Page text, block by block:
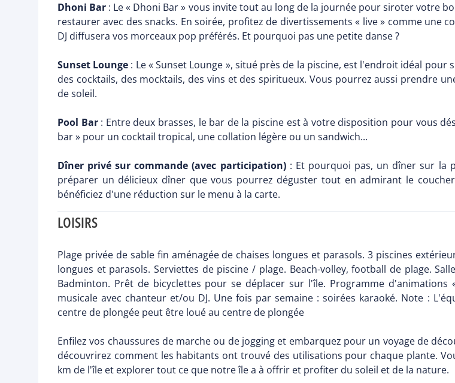
Dhoni Bar : Le « Dhoni Bar » vous invite tout au long de la journée pour siroter votre
restaurer avec des snacks. En soirée, profitez de divertissements « live » comme une
DJ diffusera vos morceaux pop préférés. Et pourquoi pas une petite danse ?
Sunset Lounge : Le « Sunset Lounge », situé près de la piscine, est l'endroit idéal
des cocktails, des mocktails, des vins et des spiritueux. Vous pourrez aussi prendre
de soleil.
Pool Bar: Entre deux brasses, le bar de la piscine est à votre disposition pour vous
bar » pour un cocktail tropical, une collation légère ou un sandwich...
Dîner privé sur commande (avec participation): Et pourquoi pas, un dîner sur la
préparer un délicieux dîner que vous pourrez déguster tout en admirant le
bénéficiez d'une réduction sur le menu à la carte.
LOISIRS
Plage privée de sable fin aménagée de chaises longues et parasols. 3 piscines
longues et parasols. Serviettes de piscine / plage. Beach-volley, football de plage.
Badminton. Prêt de bicyclettes pour se déplacer sur l'île. Programme
musicale avec chanteur et/ou DJ. Une fois par semaine : soirées karaoké. Note :
centre de plongée peut être loué au centre de plongée
Enfilez vos chaussures de marche ou de jogging et embarquez pour un voyage de
découvrirez comment les habitants ont trouvé des utilisations pour chaque plante.
km de l'île et explorer tout ce que notre île a à offrir et profiter du soleil et de la nature.